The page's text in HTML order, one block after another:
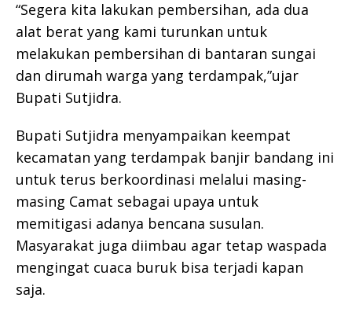
“Segera kita lakukan pembersihan, ada dua
alat berat yang kami turunkan untuk
melakukan pembersihan di bantaran sungai
dan dirumah warga yang terdampak,”ujar
Bupati Sutjidra.
Bupati Sutjidra menyampaikan keempat
kecamatan yang terdampak banjir bandang ini
untuk terus berkoordinasi melalui masing-
masing Camat sebagai upaya untuk
memitigasi adanya bencana susulan.
Masyarakat juga diimbau agar tetap waspada
mengingat cuaca buruk bisa terjadi kapan
saja.